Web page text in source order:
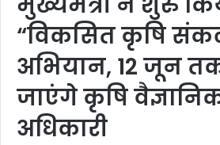
“विकसित कृषि
अभियान, 12 जून
जाएंगे कृषि
अधिकारी